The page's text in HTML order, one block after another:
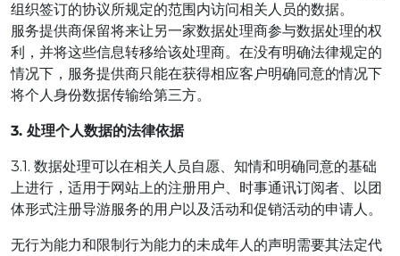
组织签订的协议所规定的范围内访问相关人员的数据。
服务提供商保留将来让另一家数据处理商参与数据处理的权
利，并将这些信息转移给该处理商。在没有明确法律规定的
情况下，服务提供商只能在获得相应客户明确同意的情况下
将个人身份数据传输给第三方。
3. 处理个人数据的法律依据
3.1. 数据处理可以在相关人员自愿、知情和明确同意的基础
上进行，适用于网站上的注册用户、时事通讯订阅者、以团
体形式注册导游服务的用户以及活动和促销活动的申请人。
无行为能力和限制行为能力的未成年人的声明需要其法定代